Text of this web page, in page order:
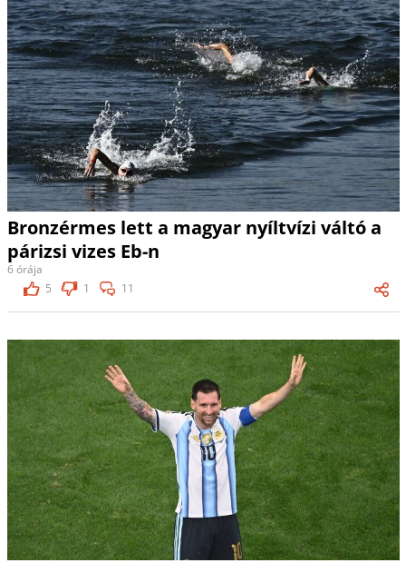
Bronzérmes lett a magyar nyíltvízi váltó a
párizsi vizes Eb-n
6 órája
5
1 11